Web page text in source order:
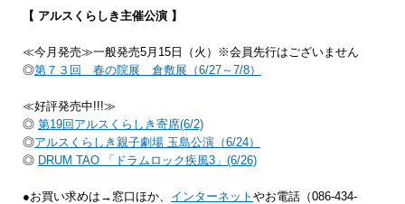
【 アルスくらしき主催公演 】
≪今月発売≫一般発売5月15日（火）※会員先行はございません
◎第７３回 春の院展 倉敷展（6/27～7/8）
≪好評発売中!!!≫
◎ 第19回アルスくらしき寄席(6/2)
◎アルスくらしき親子劇場 玉島公演（6/24）
◎ DRUM TAO 「ドラムロック疾風3」(6/26)
●お買い求めは→窓口ほか、 インターネット やお電話（086-434-